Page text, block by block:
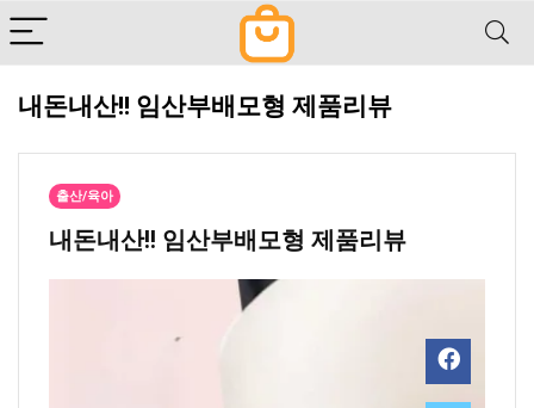
내돈내산!! 임산부배모형 제품리뷰
출산/육아
내돈내산!! 임산부배모형 제품리뷰